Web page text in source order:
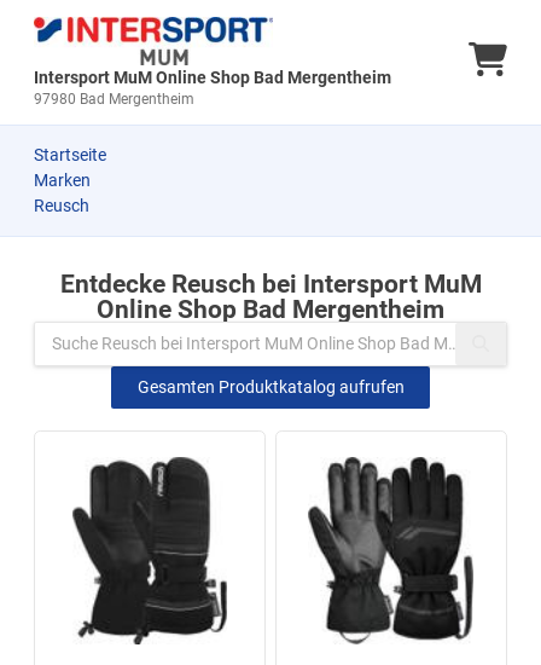
Intersport MuM Online Shop Bad Mergentheim
97980 Bad Mergentheim
Startseite
Marken
Reusch
Zu den Produkten springen
Entdecke Reusch bei Intersport MuM
Online Shop Bad Mergentheim
Gesamten Produktkatalog aufrufen